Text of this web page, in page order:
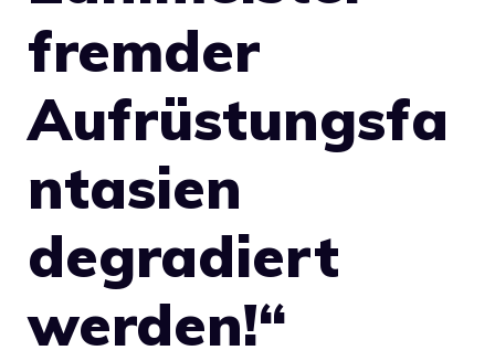
fremder
Aufrüstungsfa
ntasien
degradiert
werden!“